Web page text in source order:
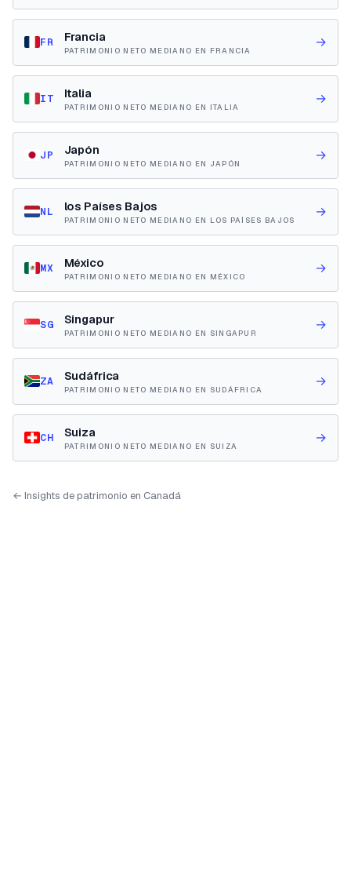
FR Francia
PATRIMONIO NETO MEDIANO EN FRANCIA →
IT Italia
PATRIMONIO NETO MEDIANO EN ITALIA →
JP Japón
PATRIMONIO NETO MEDIANO EN JAPÓN →
NL los Países Bajos
PATRIMONIO NETO MEDIANO EN LOS PAÍSES BAJOS →
MX México
PATRIMONIO NETO MEDIANO EN MÉXICO →
SG Singapur
PATRIMONIO NETO MEDIANO EN SINGAPUR →
ZA Sudáfrica
PATRIMONIO NETO MEDIANO EN SUDÁFRICA →
CH Suiza
PATRIMONIO NETO MEDIANO EN SUIZA →
← Insights de patrimonio en Canadá